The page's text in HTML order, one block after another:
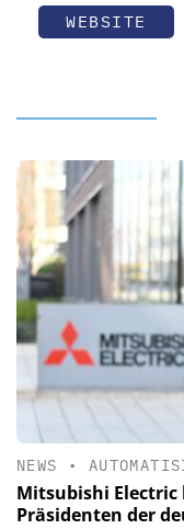
WEBSITE
NEWS •
Mitsubishi
Präsidenten der